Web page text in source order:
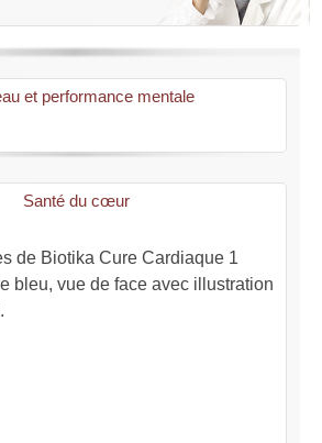
et performance mentale
Santé du cœur